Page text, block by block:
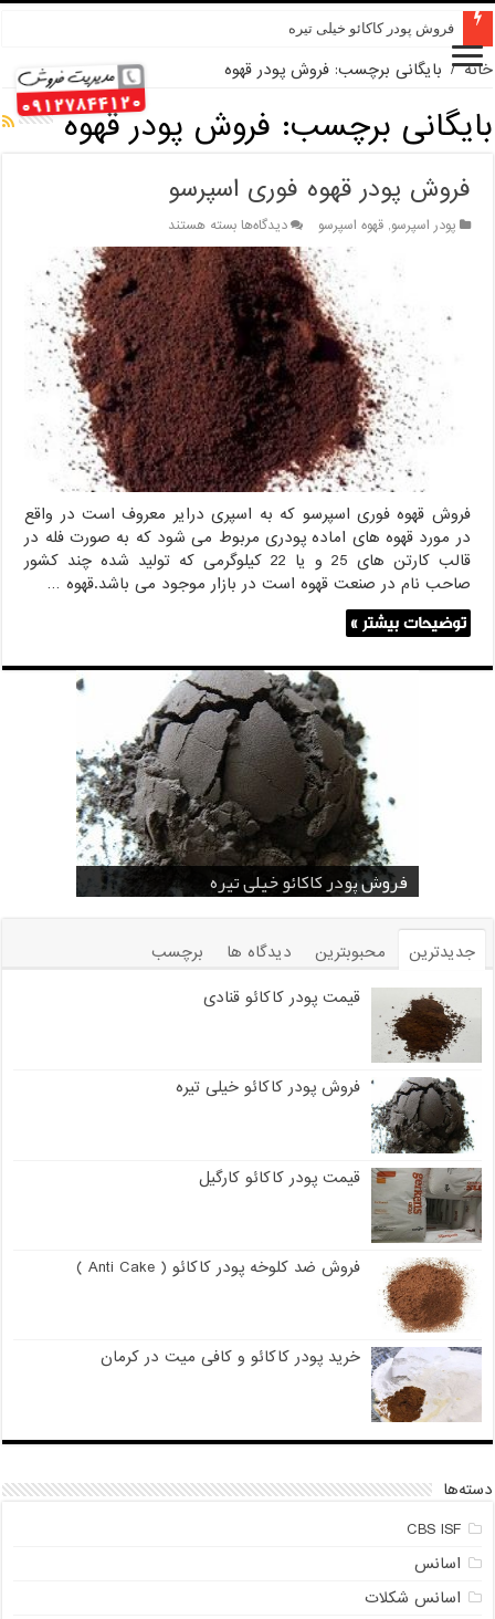
فروش پودر کاکائو خیلی تیره
خانه / بایگانی برچسب: فروش پودر قهوه
بایگانی برچسب: فروش پودر قهوه
فروش پودر قهوه فوری اسپرسو
پودر اسپرسو,قهوه اسپرسو دیدگاه‌هابرای
فروش
پودر
قهوه
فوری
اسپرسو
بسته هستند
فروش قهوه فوری اسپرسو که به اسپری درایر معروف است در واقع
در مورد قهوه های اماده پودری مربوط می شود که به صورت فله در
قالب کارتن های 25 و یا 22 کیلوگرمی که تولید شده چند کشور
صاحب نام در صنعت قهوه است در بازار موجود می باشد.قهوه …
توضیحات بیشتر »
قیمت پودر کاکائو قنادی
فروش پودر کاکائو خیلی تیره
قیمت پودر کاکائو کارگیل
فروش ضد کلوخه پودر کاکائو ( Anti Cake )
خرید پودر کاکائو و کافی میت در کرمان
فروش پودر کاکائو و کافی میت در اصفهان
خرید اسانس پودری شکلات 10 کیلویی
خرید اسانس پودری قهوه
خرید کافی کریمر غیر لبنی 25 کیلویی اندونزی
جدیدترین محبوبترین دیدگاه ها
برچسب
قیمت پودر کاکائو قنادی
فروش پودر کاکائو خیلی تیره
قیمت پودر کاکائو کارگیل
فروش ضد کلوخه پودر کاکائو ( Anti Cake )
خرید پودر کاکائو و کافی میت در کرمان
دسته‌ها
CBS ISF
اسانس
اسانس شکلات